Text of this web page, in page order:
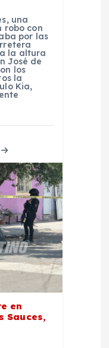
una
robo con
por las
la altura
José de
los
la
Kia,
en
Sauces,